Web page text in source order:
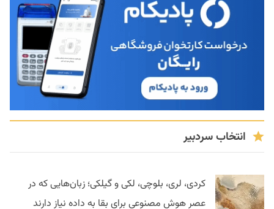
انتخاب سردبیر
کردی، لری، بلوچی، لکی و گیلکی؛ زبان‌هایی که در
عصر هوش مصنوعی برای بقا به داده نیاز دارند